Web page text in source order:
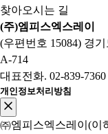
찾아오시는 길
(주)엠피스엑스레이
(우편번호 15084) 경
A-714
대표전화. 02-839-7360
개인정보처리방침
㈜엠피스엑스레이(이